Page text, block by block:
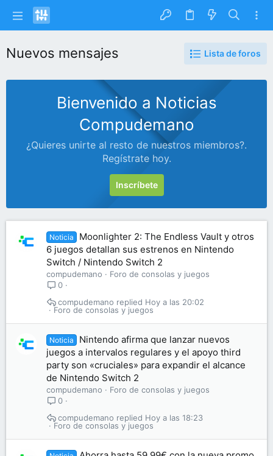
Nuevos mensajes Lista de foros
Bienvenido a Noticias
Compudemano
¿Quieres unirte al resto de nuestros miembros?.
Regístrate hoy.
Inscríbete
Noticia
Moonlighter 2: The Endless Vault y otros
6 juegos detallan sus estrenos en Nintendo
Switch / Nintendo Switch 2
compudemano
Foro de consolas y juegos
0
Foro de consolas y juegos
Hoy a las 20:02
compudemano
Noticia
Nintendo afirma que lanzar nuevos
juegos a intervalos regulares y el apoyo third
party son «cruciales» para expandir el alcance
de Nintendo Switch 2
compudemano
Foro de consolas y juegos
0
Foro de consolas y juegos
Hoy a las 18:23
compudemano